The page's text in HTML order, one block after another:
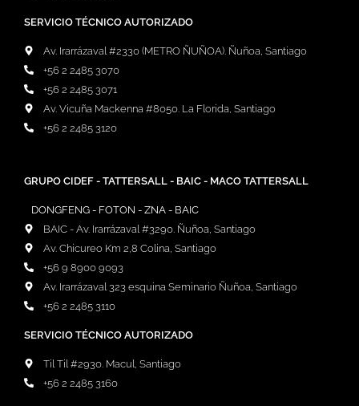
SERVICIO TÉCNICO AUTORIZADO
Av. Irarrázaval #2330 (METRO ÑUÑOA). Ñuñoa, Santiago
+56 2 2485 3070
+56 2 2485 3071
Av. Vicuña Mackenna #8050. La Florida, Santiago
+56 2 2485 3120
GRUPO CIDEF - TATTERSALL - BAIC - MACO TATTERSALL
DONGFENG - FOTON - ZNA - BAIC
BAIC - Av. Irarrázaval #3290. Ñuñoa, Santiago
Av. Chicureo Km 2,8 Colina, Santiago
+56 9 8900 9093
Av. Irarrázaval 323 esquina Seminario Ñuñoa, Santiago
+56 2 2485 3110
SERVICIO TÉCNICO AUTORIZADO
Til Til #2930. Macul, Santiago
+56 2 2485 3160